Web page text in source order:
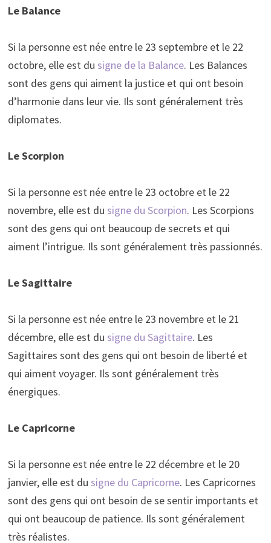
Le Balance
Si la personne est née entre le 23 septembre et le 22
octobre, elle est du signe de la Balance. Les Balances
sont des gens qui aiment la justice et qui ont besoin
d’harmonie dans leur vie. Ils sont généralement très
diplomates.
Le Scorpion
Si la personne est née entre le 23 octobre et le 22
novembre, elle est du signe du Scorpion. Les Scorpions
sont des gens qui ont beaucoup de secrets et qui
aiment l’intrigue. Ils sont généralement très passionnés.
Le Sagittaire
Si la personne est née entre le 23 novembre et le 21
décembre, elle est du signe du Sagittaire. Les
Sagittaires sont des gens qui ont besoin de liberté et
qui aiment voyager. Ils sont généralement très
énergiques.
Le Capricorne
Si la personne est née entre le 22 décembre et le 20
janvier, elle est du signe du Capricorne. Les Capricornes
sont des gens qui ont besoin de se sentir importants et
qui ont beaucoup de patience. Ils sont généralement
très réalistes.